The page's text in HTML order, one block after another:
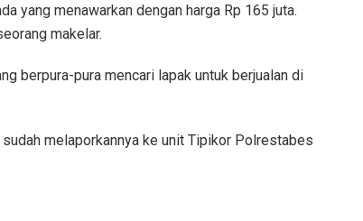
yang menawarkan dengan harga Rp 165 juta.
makelar.
berpura-pura mencari lapak untuk berjualan di
melaporkannya ke unit Tipikor Polrestabes